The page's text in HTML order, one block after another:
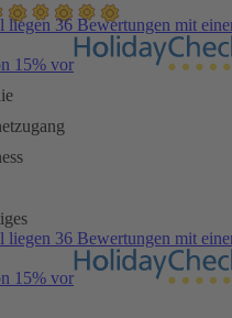
liegen 36 Bewertungen mit
15% vor
liegen 36 Bewertungen mit
15% vor